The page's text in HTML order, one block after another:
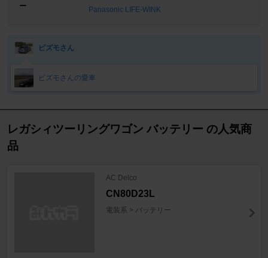
ー
Panasonic LIFE-WINK
ピズモさん
ピズモさんの愛車
レガシィツーリングワゴン バッテリー の人気商
品
AC Delco
CN80D23L
電装系 > バッテリー